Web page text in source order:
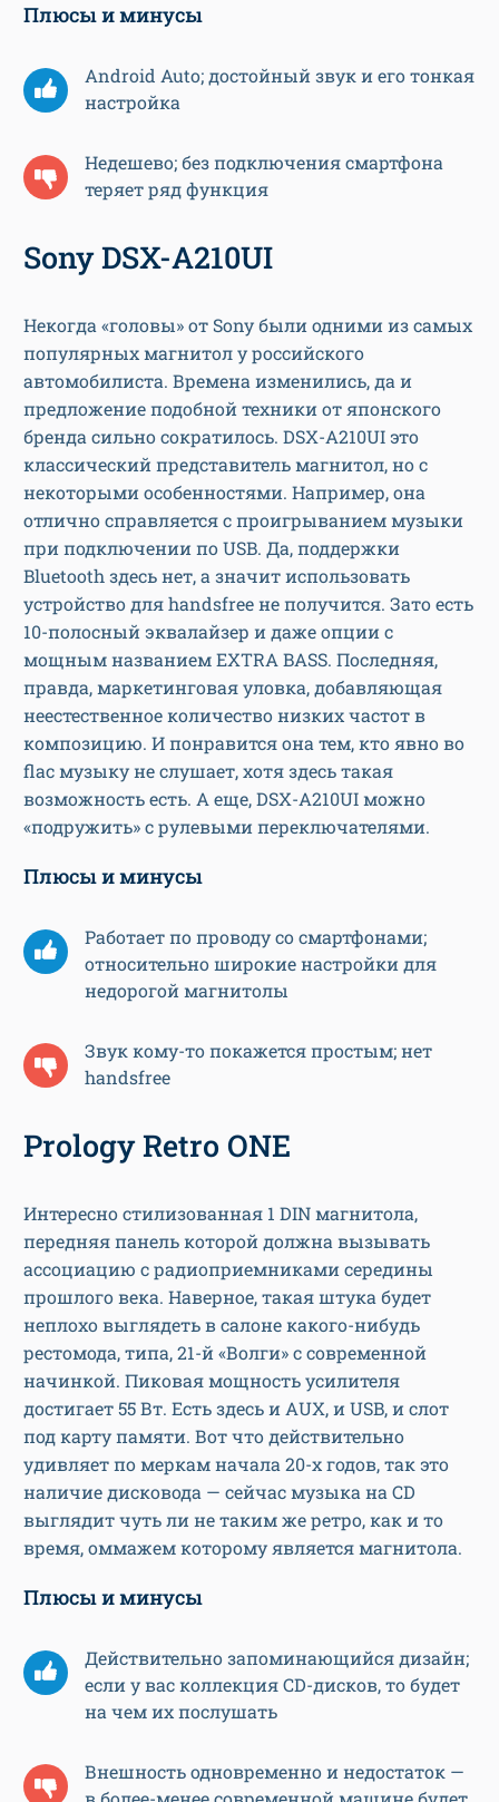
Плюсы и минусы
Android Auto; достойный звук и его тонкая
настройка
Недешево; без подключения смартфона
теряет ряд функция
Sony DSX-A210UI
Некогда «головы» от Sony были одними из самых
популярных магнитол у российского
автомобилиста. Времена изменились, да и
предложение подобной техники от японского
бренда сильно сократилось. DSX-A210UI это
классический представитель магнитол, но с
некоторыми особенностями. Например, она
отлично справляется с проигрыванием музыки
при подключении по USB. Да, поддержки
Bluetooth здесь нет, а значит использовать
устройство для handsfree не получится. Зато есть
10-полосный эквалайзер и даже опции с
мощным названием EXTRA BASS. Последняя,
правда, маркетинговая уловка, добавляющая
неестественное количество низких частот в
композицию. И понравится она тем, кто явно во
flac музыку не слушает, хотя здесь такая
возможность есть. А еще, DSX-A210UI можно
«подружить» с рулевыми переключателями.
Плюсы и минусы
Работает по проводу со смартфонами;
относительно широкие настройки для
недорогой магнитолы
Звук кому-то покажется простым; нет
handsfree
Prology Retro ONE
Интересно стилизованная 1 DIN магнитола,
передняя панель которой должна вызывать
ассоциацию с радиоприемниками середины
прошлого века. Наверное, такая штука будет
неплохо выглядеть в салоне какого-нибудь
рестомода, типа, 21-й «Волги» с современной
начинкой. Пиковая мощность усилителя
достигает 55 Вт. Есть здесь и AUX, и USB, и слот
под карту памяти. Вот что действительно
удивляет по меркам начала 20-х годов, так это
наличие дисковода — сейчас музыка на CD
выглядит чуть ли не таким же ретро, как и то
время, оммажем которому является магнитола.
Плюсы и минусы
Действительно запоминающийся дизайн;
если у вас коллекция CD-дисков, то будет
на чем их послушать
Внешность одновременно и недостаток —